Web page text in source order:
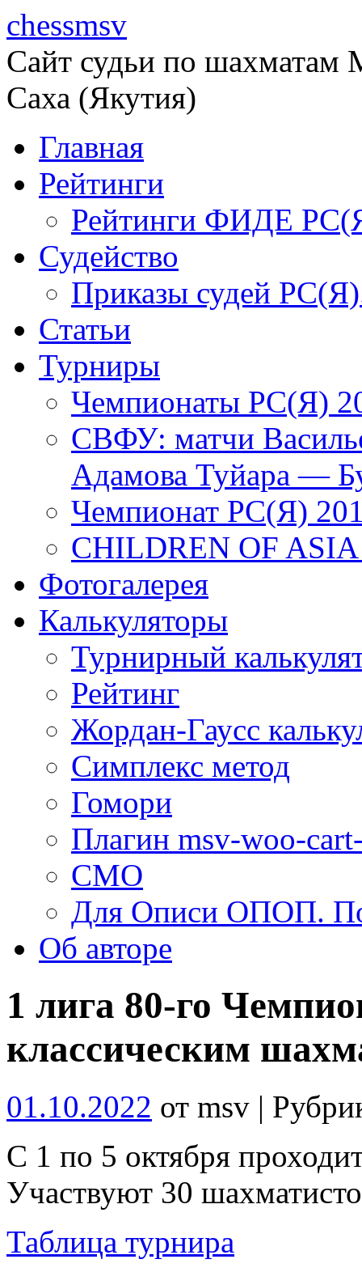
chessmsv
Сайт судьи по шахматам
Саха (Якутия)
Главная
Рейтинги
Рейтинги ФИДЕ
Судейство
Приказы судей
Статьи
Турниры
Чемпионаты РС(Я)
СВФУ: матчи
Адамова Туйара —
Чемпионат РС(Я)
CHILDREN OF
Фотогалерея
Калькуляторы
Турнирный
Рейтинг
Жордан-Гаусс
Симплекс метод
Гомори
Плагин msv-woo-
СМО
Для Описи ОПОП.
Об авторe
1 лига 80-го
классическим
01.10.2022 от msv |
С 1 по 5 октября
Участвуют 30
Таблица турнира